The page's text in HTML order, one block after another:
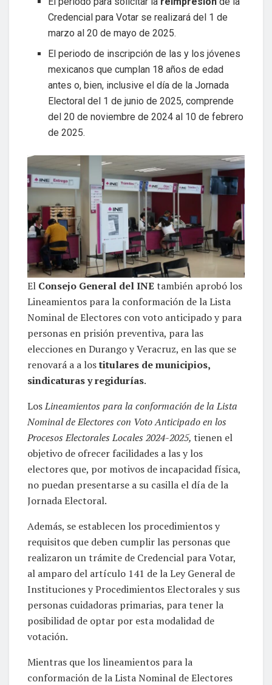
Credencial para Votar se realizará del 1 de
marzo al 20 de mayo de 2025.
El periodo de inscripción de las y los jóvenes
mexicanos que cumplan 18 años de edad
antes o, bien, inclusive el día de la Jornada
Electoral del 1 de junio de 2025, comprende
del 20 de noviembre de 2024 al 10 de febrero
de 2025.
El Consejo General del INE también aprobó los
Lineamientos para la conformación de la Lista
Nominal de Electores con voto anticipado y para
personas en prisión preventiva, para las
elecciones en Durango y Veracruz, en las que se
renovará a a lostitulares de municipios,
sindicaturas y regidurías.
LosLineamientos para la conformación de la Lista
Nominal de Electores con Voto Anticipado en los
Procesos Electorales Locales 2024-2025, tienen el
objetivo de ofrecer facilidades a las y los
electores que, por motivos de incapacidad física,
no puedan presentarse a su casilla el día de la
Jornada Electoral.
Además, se establecen los procedimientos y
requisitos que deben cumplir las personas que
realizaron un trámite de Credencial para Votar,
al amparo del artículo 141 de la Ley General de
Instituciones y Procedimientos Electorales y sus
personas cuidadoras primarias, para tener la
posibilidad de optar por esta modalidad de
votación.
Mientras que los lineamientos para la
conformación de la Lista Nominal de Electores